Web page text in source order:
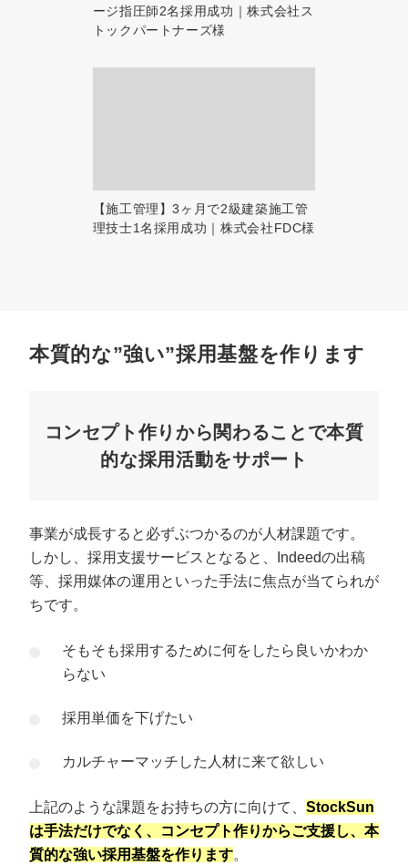
ージ指圧師2名採用成功｜株式会社ス
トックパートナーズ様
【施工管理】3ヶ月で2級建築施工管
理技士1名採用成功｜株式会社FDC様
本質的な”強い”採用基盤を作ります
コンセプト作りから関わることで本質
的な採用活動をサポート
事業が成長すると必ずぶつかるのが人材課題です。
しかし、採用支援サービスとなると、Indeedの出稿
等、採用媒体の運用といった手法に焦点が当てられが
ちです。
そもそも採用するために何をしたら良いかわか
らない
採用単価を下げたい
カルチャーマッチした人材に来て欲しい
上記のような課題をお持ちの方に向けて、 StockSun
は手法だけでなく、コンセプト作りからご支援し、本
質的な強い採用基盤を作ります。